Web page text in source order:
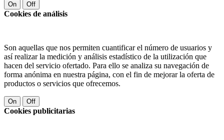
On Off
Cookies de análisis
Son aquellas que nos permiten cuantificar el número de usuarios y
así realizar la medición y análisis estadístico de la utilización que
hacen del servicio ofertado. Para ello se analiza su navegación de
forma anónima en nuestra página, con el fin de mejorar la oferta de
productos o servicios que ofrecemos.
On Off
Cookies publicitarias